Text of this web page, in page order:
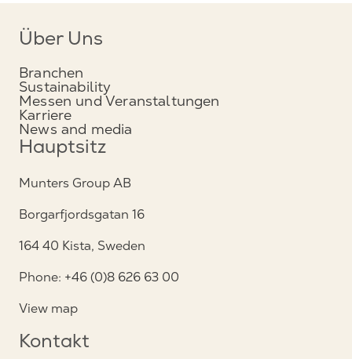
Über Uns
Branchen
Sustainability
Messen und Veranstaltungen
Karriere
News and media
Hauptsitz
Munters Group AB
Borgarfjordsgatan 16
164 40 Kista, Sweden
Phone: +46 (0)8 626 63 00
View map
Kontakt